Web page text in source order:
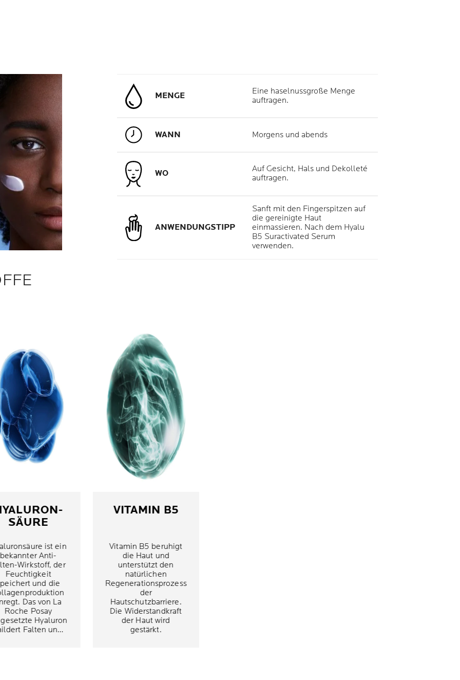
MENGE
Eine haselnussgroße Menge
auftragen.
WANN Morgens und abends
WO
Auf Gesicht, Hals und Dekolleté
auftragen.
ANWENDUNGSTIPP
Sanft mit den Fingerspitzen auf
die gereinigte Haut
einmassieren. Nach dem Hyalu
B5 Suractivated Serum
verwenden.
SÄURE
ist ein
bekannter Anti-
Wirkstoff, der
Feuchtigkeit
und die
Das von La
Roche Posay
Hyaluron
Falten und
VITAMIN B5
Vitamin B5 beruhigt
die Haut und
unterstützt den
natürlichen
Regenerationsprozess
der
Hautschutzbarriere.
Die Widerstandkraft
der Haut wird
gestärkt.